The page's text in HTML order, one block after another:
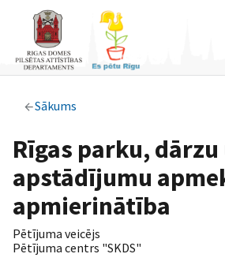
Sākums
Rīgas parku, dārzu
apstādījumu
apmierinātība
Pētījuma veicējs
Pētījuma centrs "SKDS"